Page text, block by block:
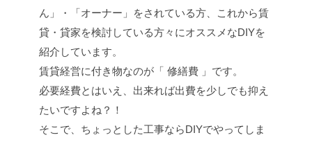
ん」・「オーナー」をされている方、これから賃
貸・貸家を検討している方々にオススメなDIYを
紹介しています。
賃貸経営に付き物なのが「 修繕費 」です。
必要経費とはいえ、出来れば出費を少しでも抑え
たいですよね？！
そこで、ちょっとした工事ならDIYでやってしま